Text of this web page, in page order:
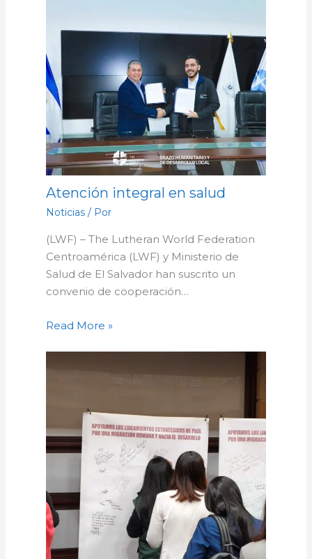
Atención integral en salud
Noticias/ Por
(LWF) – The Lutheran World Federation
Centroamérica (LWF) y Ministerio de
Salud de El Salvador han suscrito un
convenio de cooperación…
Read More »